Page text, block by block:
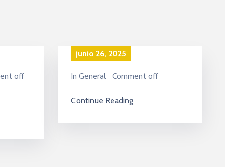
off
junio 26, 2025
In General Comment off
Continue Reading